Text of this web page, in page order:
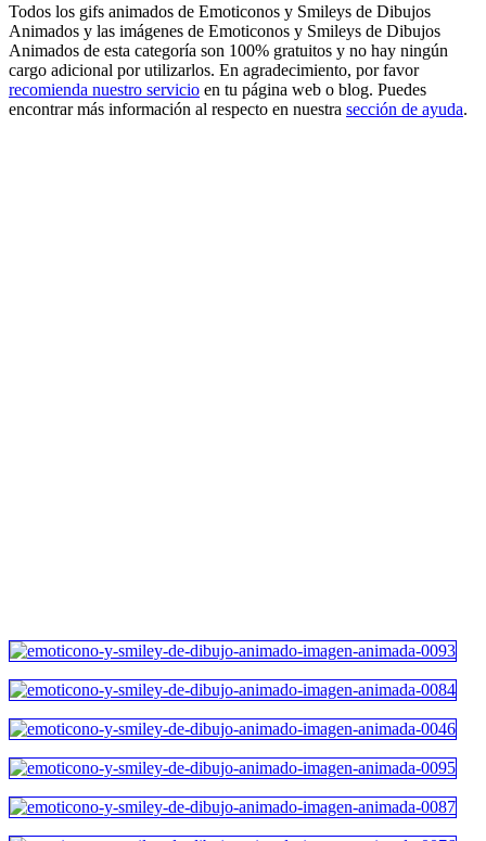
Todos los gifs animados de Emoticonos y Smileys de Dibujos
Animados y las imágenes de Emoticonos y Smileys de Dibujos
Animados de esta categoría son 100% gratuitos y no hay ningún
cargo adicional por utilizarlos. En agradecimiento, por favor
recomienda nuestro servicio en tu página web o blog. Puedes
encontrar más información al respecto en nuestra sección de ayuda.